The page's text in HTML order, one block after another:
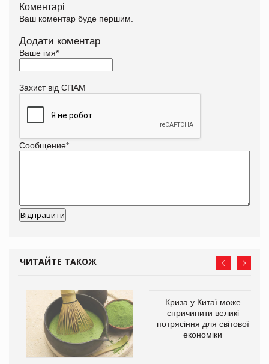
Коментарі
Ваш коментар буде першим.
Додати коментар
Ваше імя*
Захист від СПАМ
Сообщение*
ЧИТАЙТЕ ТАКОЖ
Криза у Китаї може
спричинити великі
потрясіння для світової
економіки